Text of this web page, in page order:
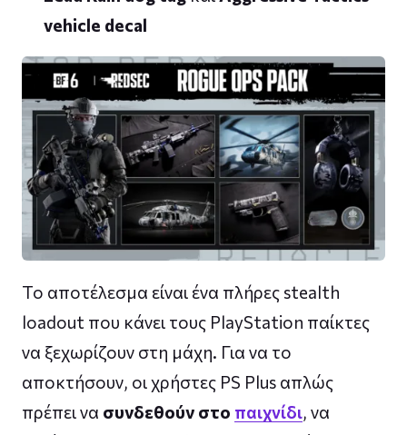
vehicle decal
Το αποτέλεσμα είναι ένα πλήρες stealth
loadout που κάνει τους PlayStation παίκτες
να ξεχωρίζουν στη μάχη. Για να το
αποκτήσουν, οι χρήστες PS Plus απλώς
πρέπει να συνδεθούν στο παιχνίδι, να